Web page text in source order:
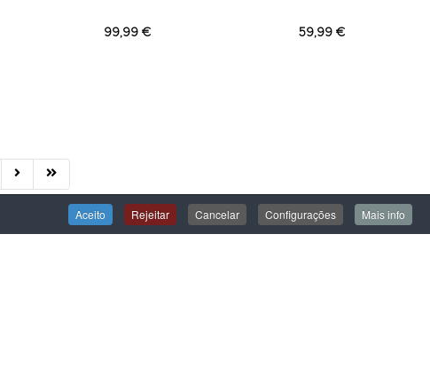
99,99 € 59,99 €
Aceito Rejeitar Cancelar Configurações Mais info